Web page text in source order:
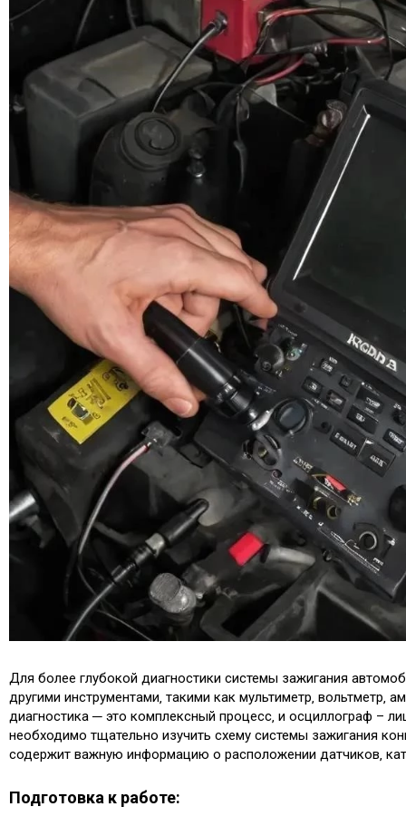
Для более глубокой диагностики системы зажигания
другими инструментами‚ такими как мультиметр‚ вольтметр‚
диагностика ─ это комплексный процесс‚ и осциллограф –
необходимо тщательно изучить схему системы зажигания
содержит важную информацию о расположении датчиков‚
Подготовка к работе: